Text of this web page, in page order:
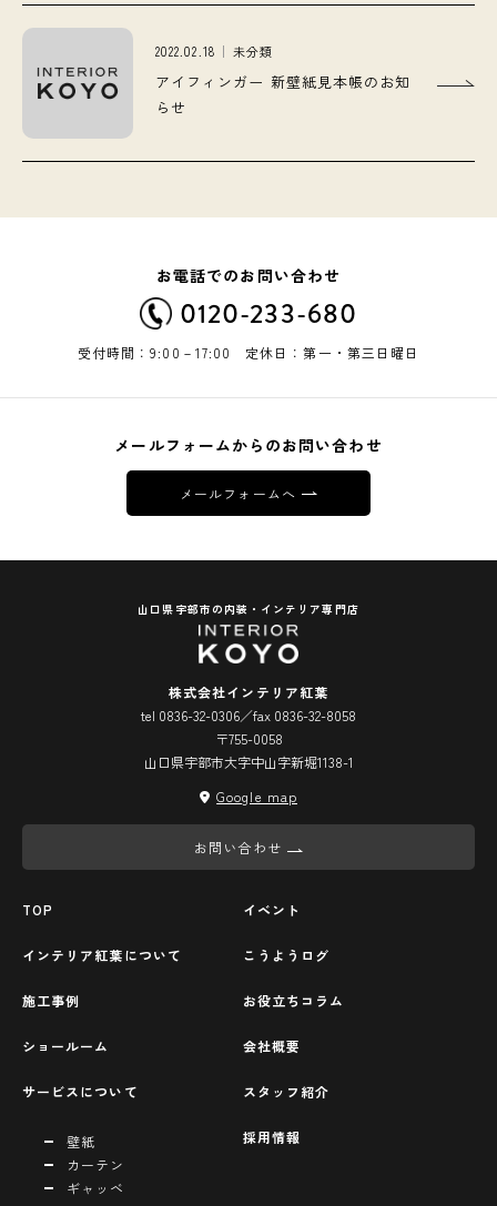
2022.02.18 未分類
アイフィンガー 新壁紙見本帳のお知
らせ
お電話でのお問い合わせ
0120-233-680
受付時間：9:00－17:00 定休日：第一・第三日曜日
メールフォームからのお問い合わせ
メールフォームへ
山口県宇部市の内装・インテリア専門店
株式会社インテリア紅葉
tel 0836-32-0306／fax 0836-32-8058
〒755-0058
山口県宇部市大字中山字新堀1138-1
Google map
お問い合わせ
TOP
インテリア紅葉について
施工事例
ショールーム
サービスについて
壁紙
カーテン
ギャッベ
イベント
こうようログ
お役立ちコラム
会社概要
スタッフ紹介
採用情報